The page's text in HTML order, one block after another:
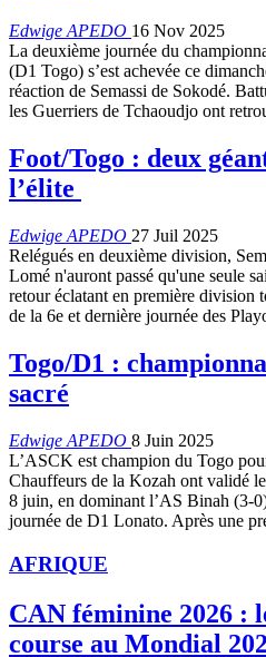
Edwige APEDO 16 Nov 2025
La deuxième journée du
(D1 Togo) s’est achevée ce
réaction de Semassi de Sokodé.
les Guerriers de Tchaoudjo ont
Foot/Togo : deux
l’élite
Edwige APEDO 27 Juil 2025
Relégués en deuxième division,
Lomé n'auront passé qu'une seule
retour éclatant en première division
de la 6e et dernière journée des
Togo/D1 :
sacré
Edwige APEDO 8 Juin 2025
L’ASCK est champion du Togo
Chauffeurs de la Kozah ont validé
8 juin, en dominant l’AS Binah (3-
journée de D1 Lonato. Après une
AFRIQUE
CAN féminine 2026 :
course au Mondial